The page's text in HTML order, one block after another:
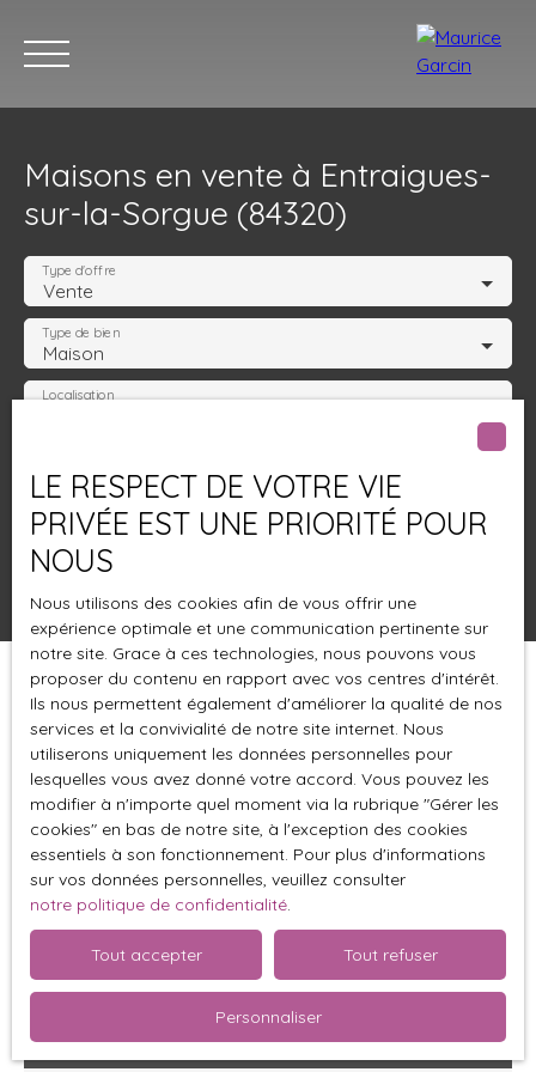
Nos annonces Nos
Maisons en vente à Entraigues-
sur-la-Sorgue (84320)
Vente
Type d'offre
Maison
Type de bien
Localisation
Surface min (m²)
Rechercher
Pertinence
Trier par Créer une alerte
LE RESPECT DE VOTRE VIE
PRIVÉE EST UNE PRIORITÉ POUR
NOUS
Nous utilisons des cookies afin de vous offrir une
expérience optimale et une communication pertinente sur
notre site. Grace à ces technologies, nous pouvons vous
proposer du contenu en rapport avec vos centres d'intérêt.
Ils nous permettent également d'améliorer la qualité de nos
services et la convivialité de notre site internet. Nous
utiliserons uniquement les données personnelles pour
lesquelles vous avez donné votre accord. Vous pouvez les
modifier à n'importe quel moment via la rubrique ″Gérer les
cookies″ en bas de notre site, à l'exception des cookies
essentiels à son fonctionnement. Pour plus d'informations
sur vos données personnelles, veuillez consulter
notre politique de confidentialité.
Tout accepter Tout refuser
Personnaliser